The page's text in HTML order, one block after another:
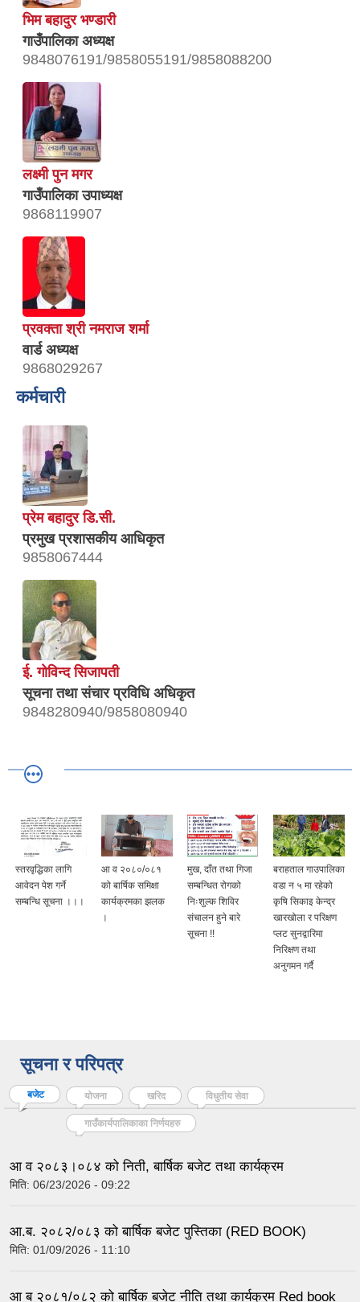
भिम बहादुर भण्डारी
गाउँपालिका अध्यक्ष
9848076191/9858055191/9858088200
लक्ष्मी पुन मगर
गाउँपालिका उपाध्यक्ष
9868119907
प्रवक्ता श्री नमराज शर्मा
वार्ड अध्यक्ष
9868029267
कर्मचारी
प्रेम बहादुर डि.सी.
प्रमुख प्रशासकीय आधिकृत
9858067444
ई. गाेविन्द सिजापती
सूचना तथा संचार प्रविधि अधिकृत
9848280940/9858080940
स्तरवृद्धिका लागि
आवेदन पेश गर्ने
सम्बन्धि सूचना ।।।
आ व २०८०/०८१
को बार्षिक समिक्षा
कार्यक्रमका झलक
।
मुख, दाँत तथा गिजा
सम्बन्धित रोगको
निःशुल्क शिविर
संचालन हुने बारे
सूचना !!
बराहताल गाउपालिका
वडा न ५ मा रहेको
कृषि सिकाइ केन्द्र
खारखोला र परिक्षण
प्लट सुनद्वारिमा
निरिक्षण तथा
अनुगमन गर्दै
सूचना र परिपत्र
बजेट(active tab)योजना खरिद विधुतीय सेवा
गाउँकार्यपालिकाका निर्णयहरु
आ व २०८३।०८४ को निती, बार्षिक बजेट तथा कार्यक्रम
मिति: 06/23/2026 - 09:22
आ.ब. २०८२/०८३ को बार्षिक बजेट पुस्तिका (RED BOOK)
मिति: 01/09/2026 - 11:10
आ ब २०८१/०८२ को बार्षिक बजेट नीति तथा कार्यक्रम Red book